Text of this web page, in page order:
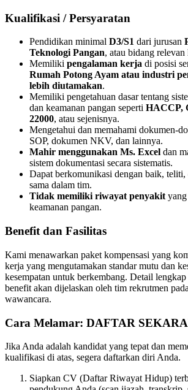
Kualifikasi / Persyaratan
Pendidikan minimal D3/S1 dari jurusan
Teknologi Pangan, atau bidang relevan
Memiliki pengalaman kerja di posisi
Rumah Potong Ayam atau industri
lebih diutamakan.
Memiliki pengetahuan dasar tentang
dan keamanan pangan seperti HACCP,
22000, atau sejenisnya.
Mengetahui dan memahami dokumen-
SOP, dokumen NKV, dan lainnya.
Mahir menggunakan Ms. Excel dan
sistem dokumentasi secara sistematis.
Dapat berkomunikasi dengan baik, teliti,
sama dalam tim.
Tidak memiliki riwayat penyakit
keamanan pangan.
Benefit dan Fasilitas
Kami menawarkan paket kompensasi yang
kerja yang mengutamakan standar mutu dan
kesempatan untuk berkembang. Detail
benefit akan dijelaskan oleh tim rekrutmen
wawancara.
Cara Melamar: DAFTAR
Jika Anda adalah kandidat yang tepat dan
kualifikasi di atas, segera daftarkan diri Anda.
Siapkan CV (Daftar Riwayat Hidup)